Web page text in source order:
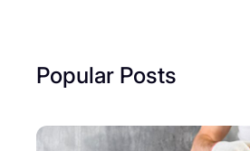
Popular Posts